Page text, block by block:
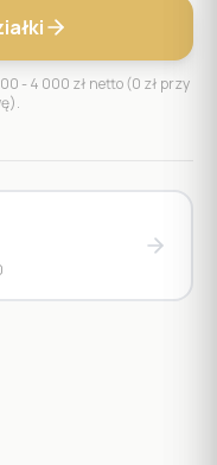
- 4 000 zł netto (0 zł przy